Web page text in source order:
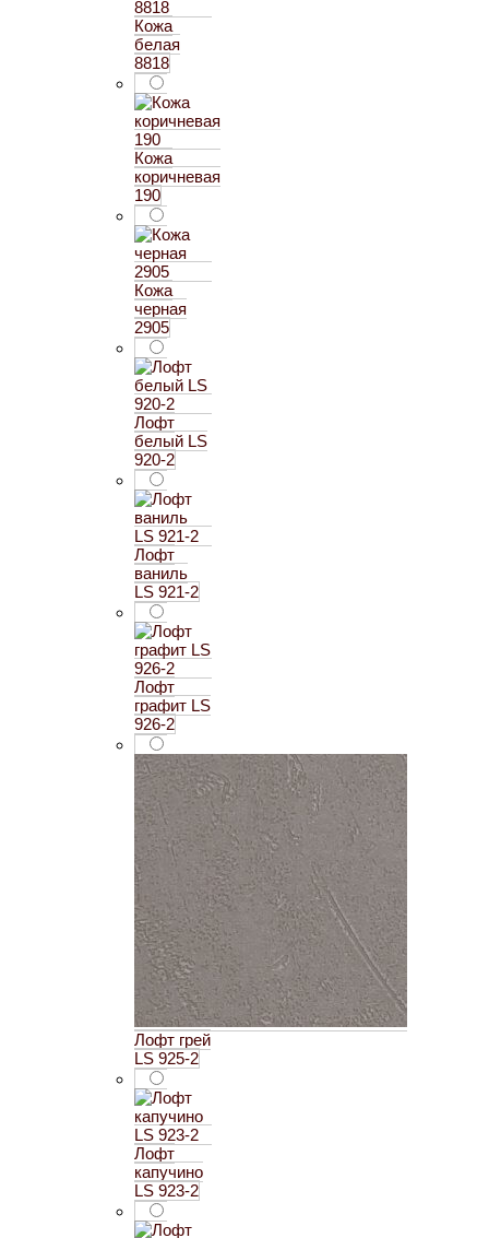
Кожа
белая
8818
Кожа
коричневая
190
Кожа
черная
2905
Лофт
белый LS
920-2
Лофт
ваниль
LS 921-2
Лофт
графит LS
926-2
Лофт грей
LS 925-2
Лофт
капучино
LS 923-2